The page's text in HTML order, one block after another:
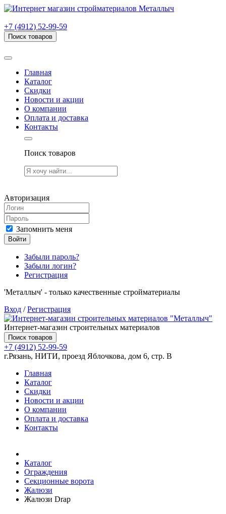
+7 (4912) 52-99-59
Поиск товаров
Главная
Каталог
Скидки
Новости и акции
О компании
Оплата и доставка
Контакты
Поиск товаров
Авторизация
Запомнить меня
Войти
Забыли пароль?
Забыли логин?
Регистрация
'Металлыч' - только качественные стройматериалы
Вход /Регистрация
Интернет-магазин строительных материалов
Поиск товаров
+7 (4912) 52-99-59
г.Рязань, НИТИ, проезд Яблочкова, дом 6, стр. В
Главная
Каталог
Скидки
Новости и акции
О компании
Оплата и доставка
Контакты
Каталог
Ограждения
Секционные ворота
Жалюзи
Жалюзи Drap